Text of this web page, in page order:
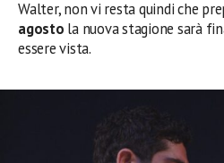
Walter, non vi resta quindi che
agosto la nuova stagione sarà
essere vista.